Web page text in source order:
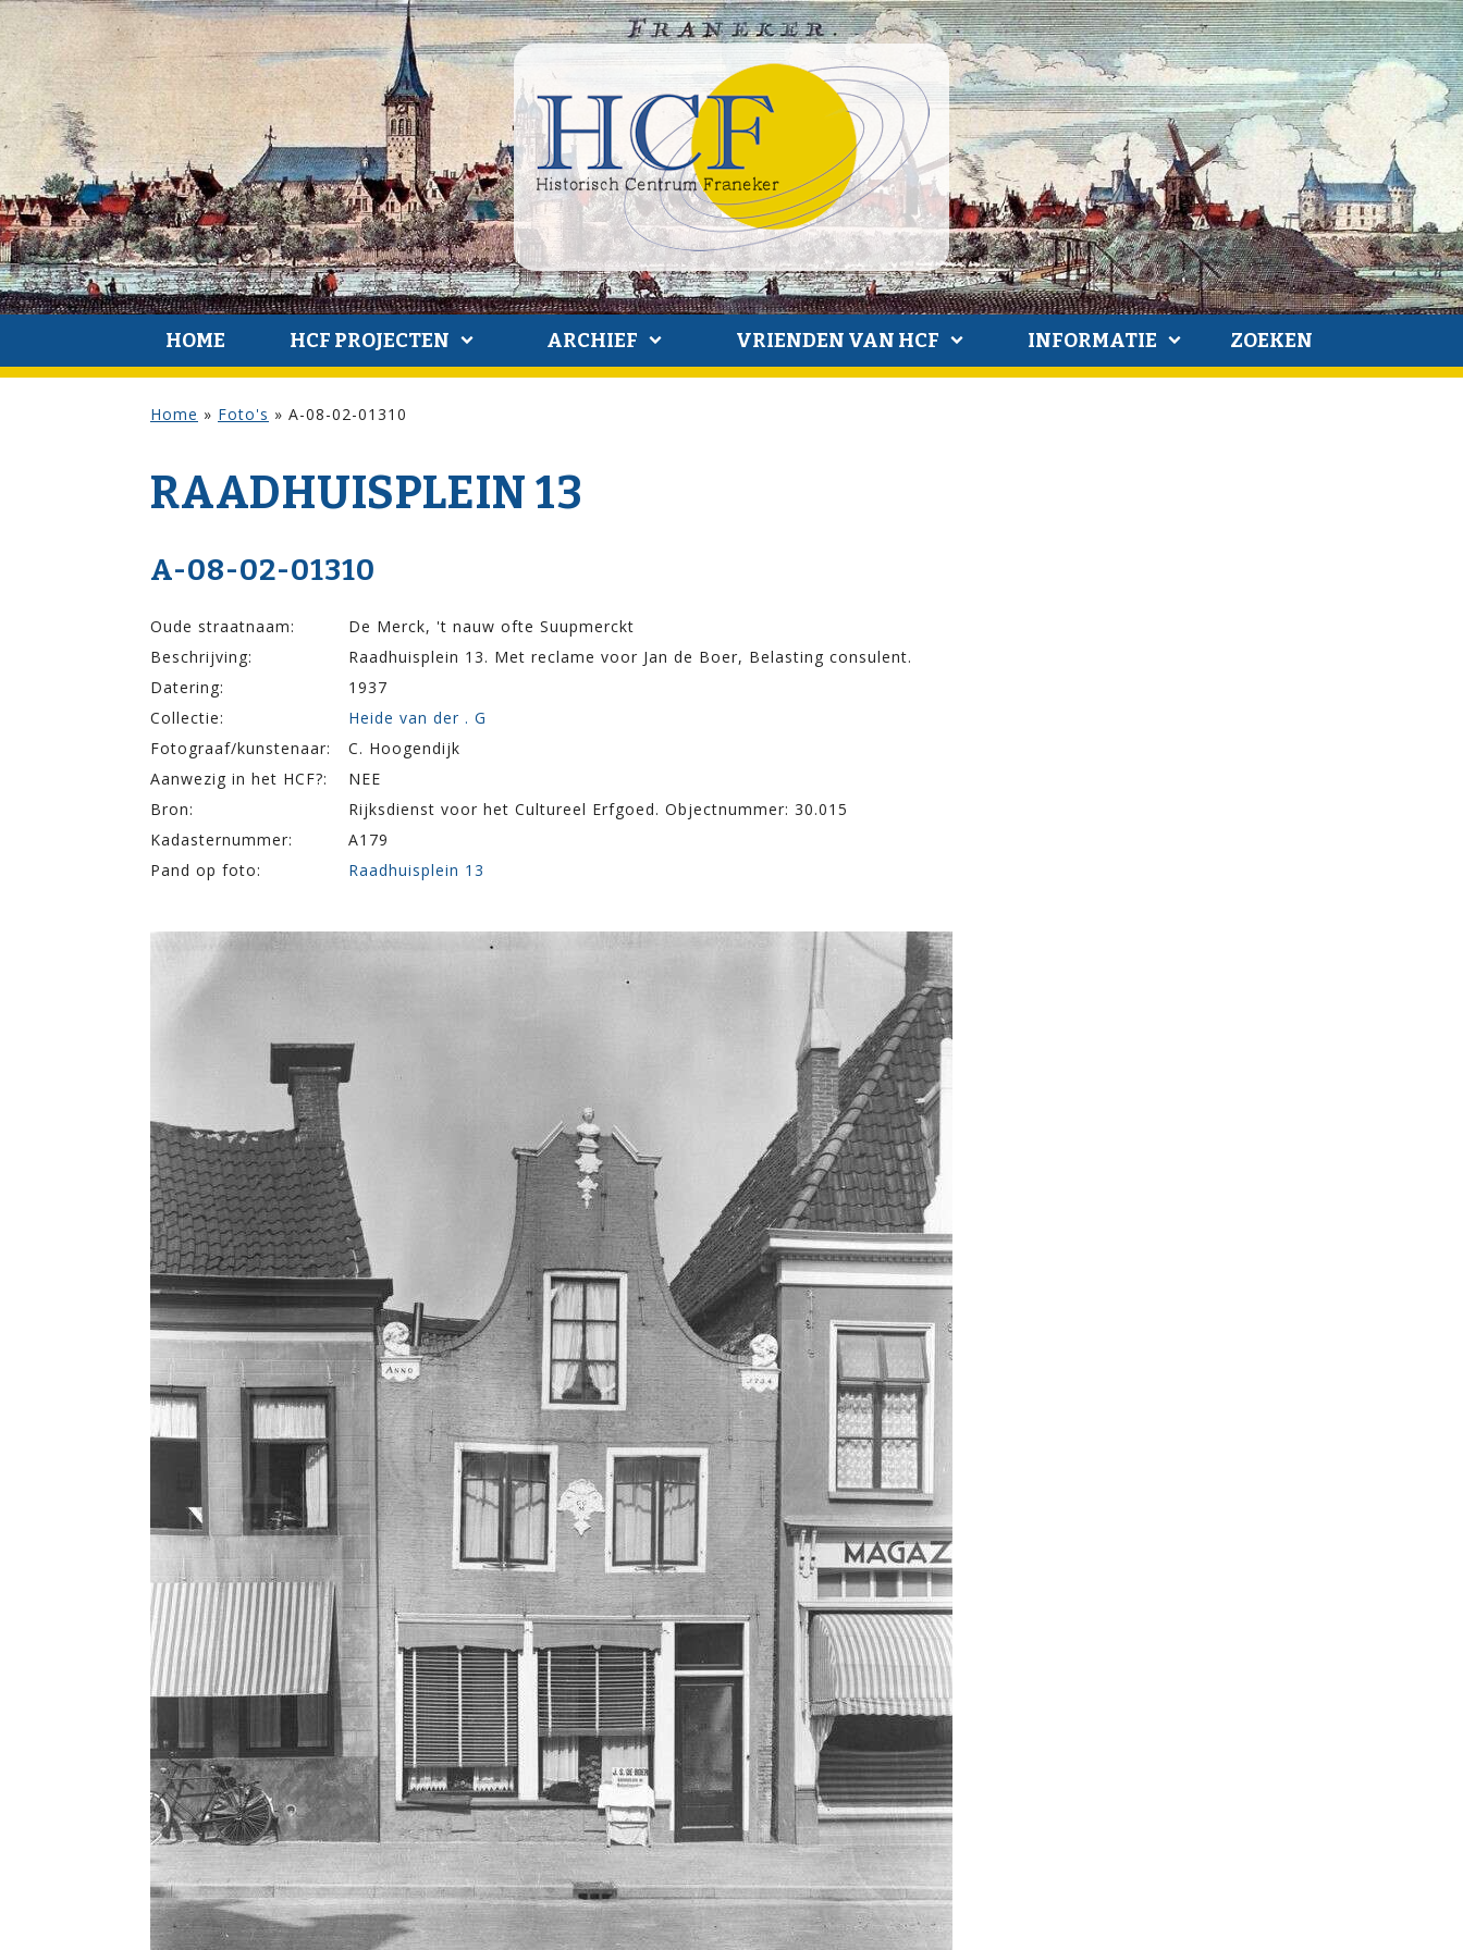
HOME HCF PROJECTEN ARCHIEF VRIENDEN VAN HCF INFORMATIE ZOEKEN
Home » Foto's » A-08-02-01310
RAADHUISPLEIN 13
A-08-02-01310
Oude straatnaam:
De Merck, 't nauw ofte Suupmerckt
Beschrijving:
Raadhuisplein 13. Met reclame voor Jan de Boer, Belasting consulent.
Datering:
1937
Collectie:
Heide van der . G
Fotograaf/kunstenaar:
C. Hoogendijk
Aanwezig in het HCF?:
NEE
Bron:
Rijksdienst voor het Cultureel Erfgoed. Objectnummer: 30.015
Kadasternummer:
A179
Pand op foto:
Raadhuisplein 13